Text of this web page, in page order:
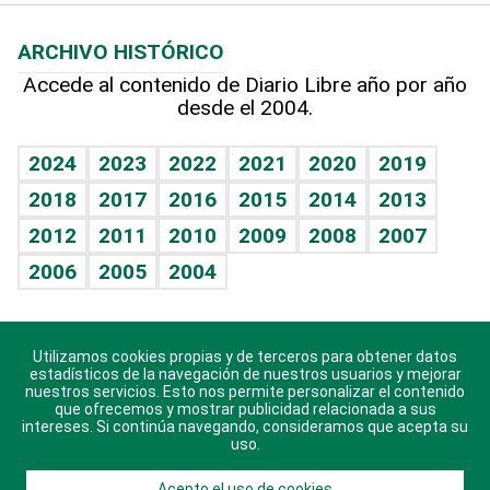
Hablando con el pediatra
Vida y familia
Eñe
Celebrando la vida
Sin complejos
En pocas palabras
Escuchando al corazón
Economía Personal
Línea de hit
TBT Deportivo
Hecho en casa
Guía del dinero
Cumpleaños
Horóscopos
Crucigramas
ARCHIVO HISTÓRICO
Accede al contenido de Diario Libre año por año
desde el 2004.
2024 2023 2022 2021 2020
2019
2018
2017 2016 2015 2014
2013
2012
2011 2010 2009 2008
2007
2006
2005 2004
Descarga nuestras aplicaciones para Android, iOS y
sistema Huawei.
Utilizamos cookies propias y de terceros para obtener datos
estadísticos de la navegación de nuestros usuarios y mejorar
nuestros servicios. Esto nos permite personalizar el contenido
que ofrecemos y mostrar publicidad relacionada a sus
intereses. Si continúa navegando, consideramos que acepta su
uso.